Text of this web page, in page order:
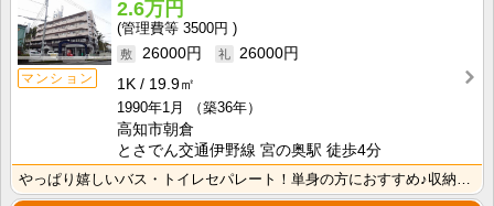
マンション
2.6万円
3500円
26000円
26000円
1K
19.9㎡
1990年1月
（築36年）
高知市朝倉
とさでん交通伊野線 宮の奥駅 徒歩4分